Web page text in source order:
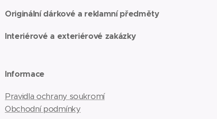
Originální dárkové a reklamní předměty
Interiérové a exteriérové zakázky
Informace
Pravidla ochrany soukromí
Obchodní podmínky